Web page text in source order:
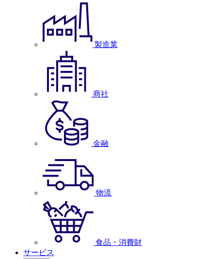
製造業
商社
金融
物流
食品・消費財
サービス